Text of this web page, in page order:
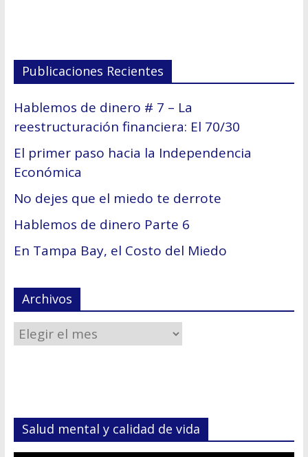
Publicaciones Recientes
Hablemos de dinero # 7 – La
reestructuración financiera: El 70/30
El primer paso hacia la Independencia
Económica
No dejes que el miedo te derrote
Hablemos de dinero Parte 6
En Tampa Bay, el Costo del Miedo
Archivos
Salud mental y calidad de vida